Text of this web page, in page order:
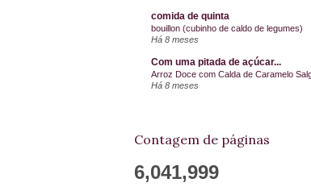
comida de quinta
bouillon (cubinho de caldo de legumes)
Há 8 meses
Com uma pitada de açúcar...
Arroz Doce com Calda de Caramelo
Há 8 meses
Contagem de páginas
6,041,999